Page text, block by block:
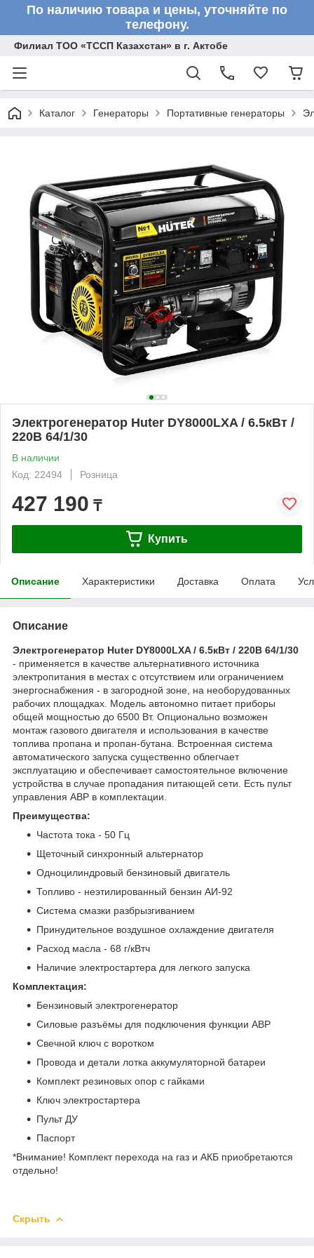
По наличию товара и цены, уточняйте по
телефону.
Филиал ТОО «ТССП Казахстан» в г. Актобе
Каталог Генераторы Портативные генераторы
Электрогенератор Huter DY8000LXA / 6.5кВт /
220В 64/1/30
В наличии
Код: 22494
Розница
427 190 ₸
Купить
Описание Характеристики Доставка Оплата
Описание
Электрогенератор Huter DY8000LXA / 6.5кВт / 220В 64/1/30
- применяется в качестве альтернативного источника
электропитания в местах с отсутствием или ограничением
энергоснабжения - в загородной зоне, на необорудованных
рабочих площадках. Модель автономно питает приборы
общей мощностью до 6500 Вт. Опционально возможен
монтаж газового двигателя и использования в качестве
топлива пропана и пропан-бутана. Встроенная система
автоматического запуска существенно облегчает
эксплуатацию и обеспечивает самостоятельное включение
устройства в случае пропадания питающей сети. Есть пульт
управления АВР в комплектации.
Преимущества:
Частота тока - 50 Гц
Щеточный синхронный альтернатор
Одноцилиндровый бензиновый двигатель
Топливо - неэтилированный бензин АИ-92
Система смазки разбрызгиванием
Принудительное воздушное охлаждение двигателя
Расход масла - 68 г/кВтч
Наличие электростартера для легкого запуска
Комплектация:
Бензиновый электрогенератор
Силовые разъёмы для подключения функции АВР
Свечной ключ с воротком
Провода и детали лотка аккумуляторной батареи
Комплект резиновых опор с гайками
Ключ электростартера
Пульт ДУ
Паспорт
*Внимание! Комплект перехода на газ и АКБ приобретаются
отдельно!
Скрыть